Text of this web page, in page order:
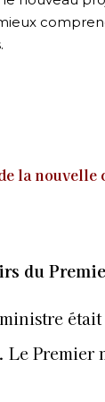
la
du
Le